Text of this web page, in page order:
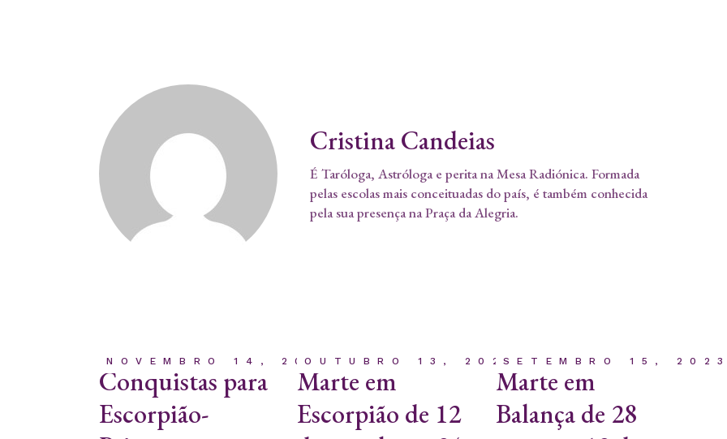
Cristina Candeias
É Taróloga, Astróloga e perita na Mesa Radiónica. Formada
pelas escolas mais conceituadas do país, é também conhecida
pela sua presença na Praça da Alegria.
NOVEMBRO 14, 2023
Conquistas para
Escorpião-
OUTUBRO 13, 2023
Marte em
Escorpião de 12
SETEMBRO 15, 2023
Marte em
Balança de 28